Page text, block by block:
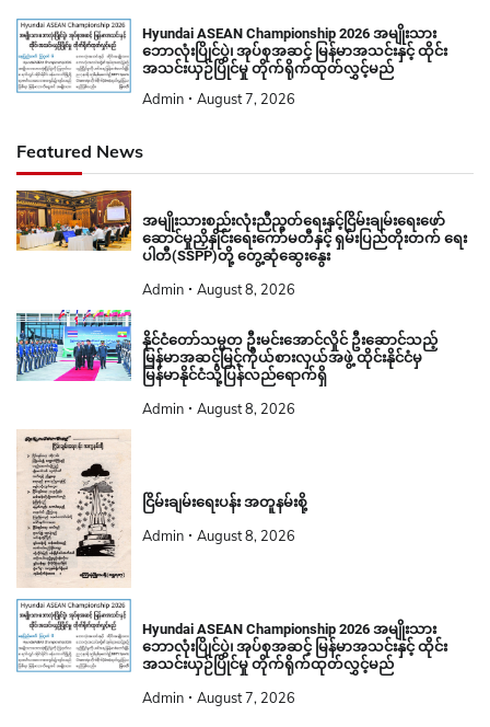
Hyundai ASEAN Championship 2026 အမျိုးသား
ဘောလုံးပြိုင်ပွဲ၊ အုပ်စုအဆင့် မြန်မာအသင်းနှင့် ထိုင်း
အသင်းယှဉ်ပြိုင်မှု တိုက်ရိုက်ထုတ်လွှင့်မည်
Admin August 7, 2026
Featured News
အမျိုးသားစည်းလုံးညီညွတ်ရေးနှင့်ငြိမ်းချမ်းရေးဖော်
ဆောင်မှုညှိနှိုင်းရေးကော်မတီနှင့် ရှမ်းပြည်တိုးတက် ရေး
ပါတီ(SSPP)တို့ တွေ့ဆုံဆွေးနွေး
Admin August 8, 2026
နိုင်ငံတော်သမ္မတ ဦးမင်းအောင်လှိုင် ဦးဆောင်သည့်
မြန်မာအဆင့်မြင့်ကိုယ်စားလှယ်အဖွဲ့ ထိုင်းနိုင်ငံမှ
မြန်မာနိုင်ငံသို့ပြန်လည်ရောက်ရှိ
Admin August 8, 2026
ငြိမ်းချမ်းရေးပန်း အတူနမ်းစို့
Admin August 8, 2026
Hyundai ASEAN Championship 2026 အမျိုးသား
ဘောလုံးပြိုင်ပွဲ၊ အုပ်စုအဆင့် မြန်မာအသင်းနှင့် ထိုင်း
အသင်းယှဉ်ပြိုင်မှု တိုက်ရိုက်ထုတ်လွှင့်မည်
Admin August 7, 2026